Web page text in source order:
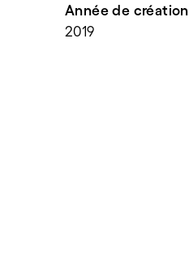
Année de création
2019